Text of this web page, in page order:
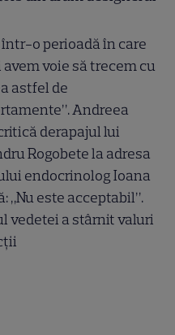
într-o perioadă în care
voie să trecem cu
astfel de
Andreea
derapajul lui
Rogobete la adresa
endocrinolog Ioana
„Nu este acceptabil”.
vedetei a stârnit valuri